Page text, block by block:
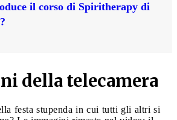
il corso di Spiritherapy di
della telecamera
festa stupenda in cui tutti gli altri si